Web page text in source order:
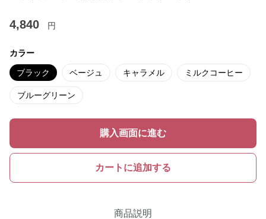
4,840 円
カラー
ブラック ベージュ キャラメル ミルクコーヒー
ブルーグリーン
購入画面に進む
カートに追加する
商品説明